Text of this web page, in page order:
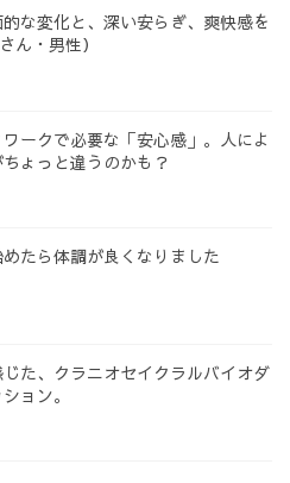
的な変化と、深い安らぎ、爽快感を
ん・男性）
ークで必要な「安心感」。人によ
ょっと違うのかも？
たら体調が良くなりました
た、クラニオセイクラルバイオダ
ョン。